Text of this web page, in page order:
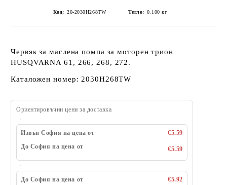
Код: 20-2030H268TW Тегло: 0.100 кг
Червяк за маслена помпа за моторен трион
HUSQVARNA 61, 266, 268, 272.
Каталожен номер: 2030H268TW
Ориентировъчни цени за доставка
Извън София на цена от
€5.59
До София на цена от
€5.59
До София на цена от
€5.92